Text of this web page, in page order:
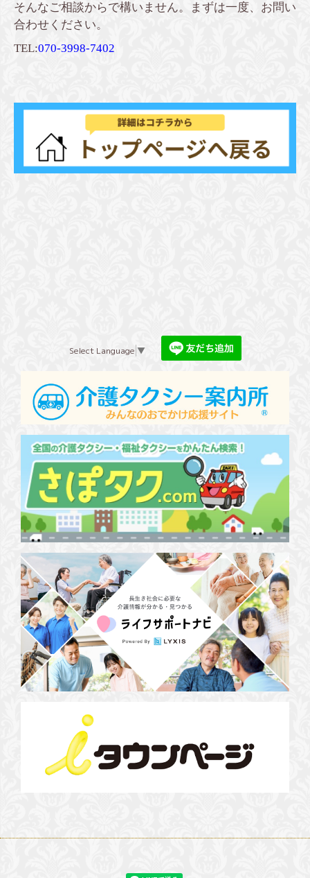
そんなご相談からで構いません。まずは一度、お問い
合わせください。
TEL:070-3998-7402
Select Language ▼